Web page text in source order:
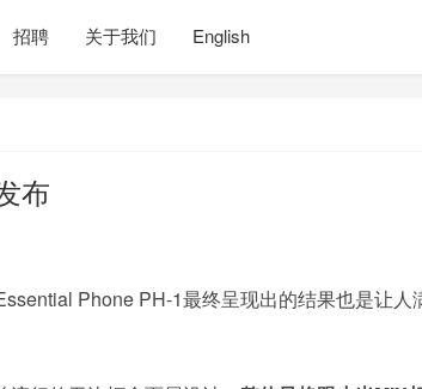
招聘 关于我们 English
布
Phone PH-1最终呈现出的结果也是让人